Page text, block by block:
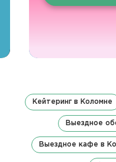
Кейтеринг в Коломне
Выездное
Выездное кафе в